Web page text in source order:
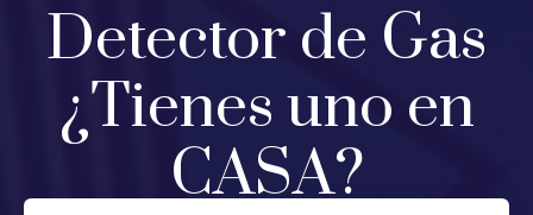
Detector de Gas
¿Tienes uno en
CASA?